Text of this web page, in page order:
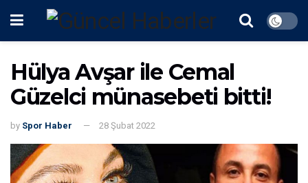
Hülya Avşar ile Cemal
Güzelci münasebeti bitti!
by Spor Haber 28 Şubat 2022